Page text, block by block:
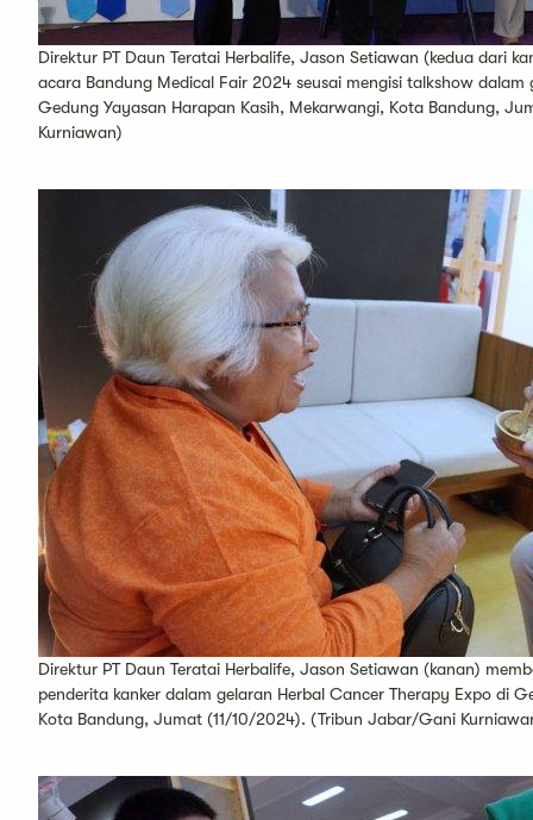
Direktur PT Daun Teratai Herbalife, Jason Setiawan (kedua dari
acara Bandung Medical Fair 2024 seusai mengisi talkshow
Gedung Yayasan Harapan Kasih, Mekarwangi, Kota Bandung,
Kurniawan)
Direktur PT Daun Teratai Herbalife, Jason Setiawan (kanan)
penderita kanker dalam gelaran Herbal Cancer Therapy Expo di
Kota Bandung, Jumat (11/10/2024). (Tribun Jabar/Gani